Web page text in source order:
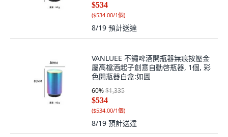
$534
($534.00/1個)
8/19 預計送達
VANLUEE 不鏽啤酒開瓶器無痕按壓金
屬高檔酒起子創意自動啓瓶器, 1個, 彩
色開瓶器白盒:如圖
60%$1,335
$534
($534.00/1個)
8/19 預計送達